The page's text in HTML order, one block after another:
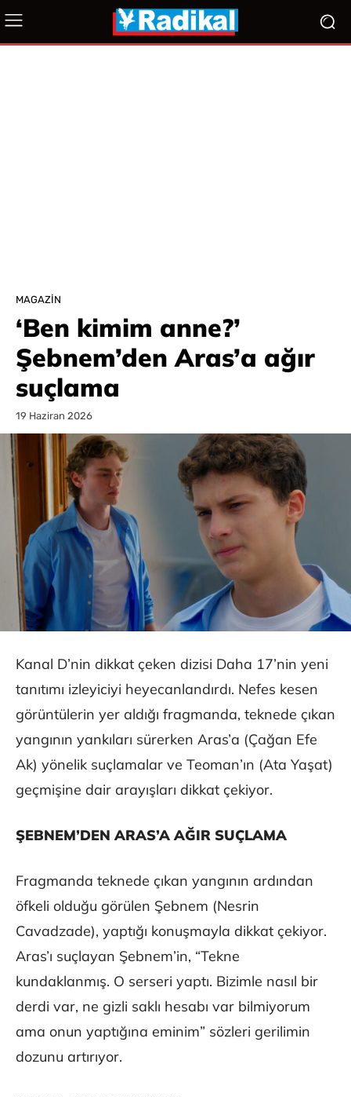
MAGAZIN
‘Ben kimim anne?’
Şebnem’den Aras’a ağır
suçlama
19 Haziran 2026
Kanal D’nin dikkat çeken dizisi Daha 17’nin yeni
tanıtımı izleyiciyi heyecanlandırdı. Nefes kesen
görüntülerin yer aldığı fragmanda, teknede çıkan
yangının yankıları sürerken Aras’a (Çağan Efe
Ak) yönelik suçlamalar ve Teoman’ın (Ata Yaşat)
geçmişine dair arayışları dikkat çekiyor.
ŞEBNEM’DEN ARAS’A AĞIR SUÇLAMA
Fragmanda teknede çıkan yangının ardından
öfkeli olduğu görülen Şebnem (Nesrin
Cavadzade), yaptığı konuşmayla dikkat çekiyor.
Aras’ı suçlayan Şebnem’in, “Tekne
kundaklanmış. O serseri yaptı. Bizimle nasıl bir
derdi var, ne gizli saklı hesabı var bilmiyorum
ama onun yaptığına eminim” sözleri gerilimin
dozunu artırıyor.